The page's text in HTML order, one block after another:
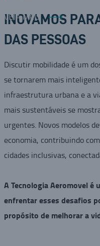
VEJA MAIS
INOVAMOS
DAS PESSOAS
Discutir mobilidade é um
se tornarem mais
infraestrutura urbana e a
mais sustentáveis se
urgentes. Novos modelos
economia, contribuindo
cidades inclusivas,
A Tecnologia Aeromovel é
enfrentar esses desafios
propósito de melhorar a